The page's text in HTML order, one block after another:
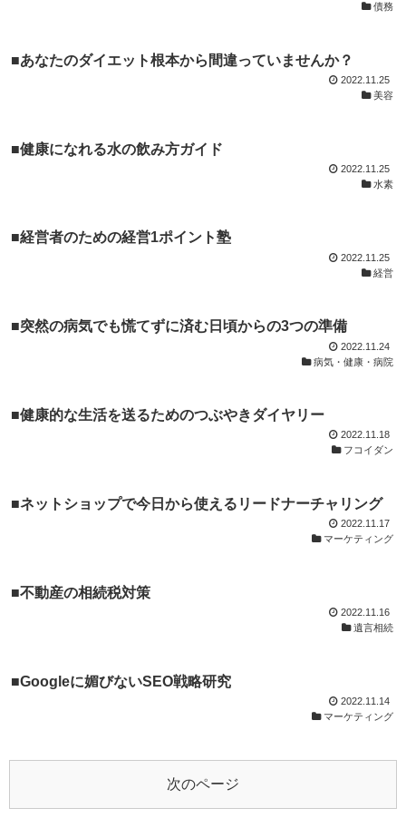
債務
■あなたのダイエット根本から間違っていませんか？
2022.11.25
美容
■健康になれる水の飲み方ガイド
2022.11.25
水素
■経営者のための経営1ポイント塾
2022.11.25
経営
■突然の病気でも慌てずに済む日頃からの3つの準備
2022.11.24
病気・健康・病院
■健康的な生活を送るためのつぶやきダイヤリー
2022.11.18
フコイダン
■ネットショップで今日から使えるリードナーチャリング
2022.11.17
マーケティング
■不動産の相続税対策
2022.11.16
遺言相続
■Googleに媚びないSEO戦略研究
2022.11.14
マーケティング
次のページ